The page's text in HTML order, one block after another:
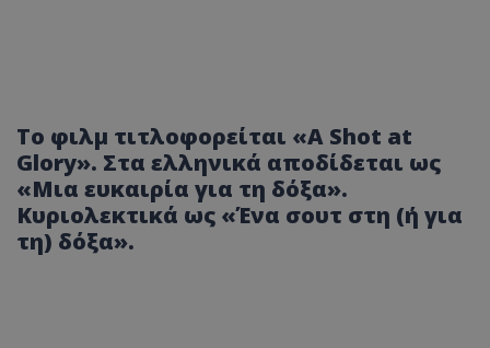
Το φιλμ τιτλοφορείται «A Shot at
Glory». Στα ελληνικά αποδίδεται ως
«Μια ευκαιρία για τη δόξα».
Κυριολεκτικά ως «Ένα σουτ στη (ή για
τη) δόξα».